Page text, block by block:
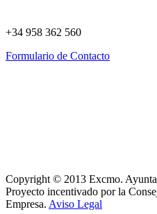
+34 958 362 560
Formulario de Contacto
Copyright © 2013 Excmo.
Proyecto incentivado por la
Empresa. Aviso Legal